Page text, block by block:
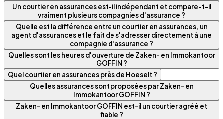
Un courtier en assurances est-il indépendant et compare-t-il
vraiment plusieurs compagnies d'assurance ?
Quelle est la différence entre un courtier en assurances, un
agent d'assurances et le fait de s'adresser directement à une
compagnie d'assurance ?
Quelles sont les heures d'ouverture de Zaken- en Immokantoor
GOFFIN ?
Quel courtier en assurances près de Hoeselt ?
Quelles assurances sont proposées par Zaken- en
Immokantoor GOFFIN ?
Zaken- en Immokantoor GOFFIN est-il un courtier agréé et
fiable ?